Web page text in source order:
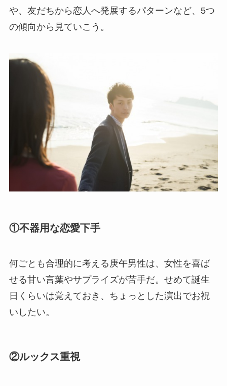
や、友だちから恋人へ発展するパターンなど、5つ
の傾向から見ていこう。
①不器用な恋愛下手
何ごとも合理的に考える庚午男性は、女性を喜ば
せる甘い言葉やサプライズが苦手だ。せめて誕生
日くらいは覚えておき、ちょっとした演出でお祝
いしたい。
②ルックス重視